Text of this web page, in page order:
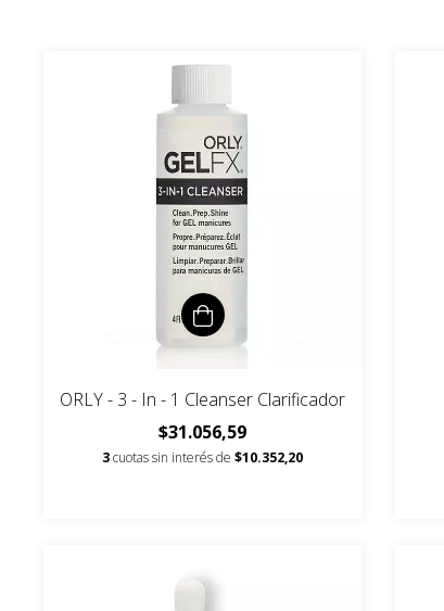
ORLY - 3 - In - 1 Cleanser Clarificador
$31.056,59
3cuotas sin interés de$10.352,20